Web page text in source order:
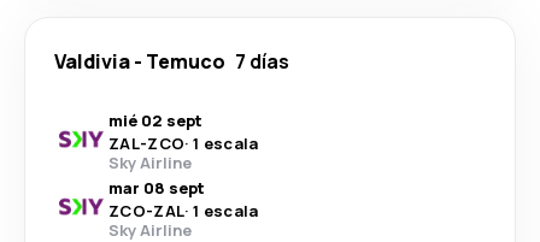
Valdivia- Temuco 7 días
mié 02 sept
ZAL-ZCO· 1 escala
Sky Airline
mar 08 sept
ZCO-ZAL· 1 escala
Sky Airline